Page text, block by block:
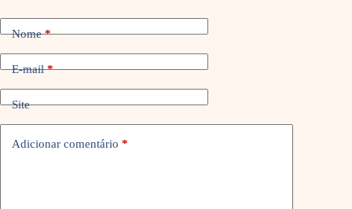
Nome*
E-mail*
Site
Adicionar comentário *